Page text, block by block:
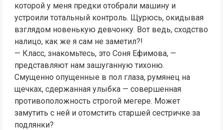
которой у меня предки отобрали машину и
устроили тотальный контроль. Щурюсь, окидывая
взглядом новенькую девчонку. Вот ведь, сходство
налицо, как же я сам не заметил?!
— Класс, знакомьтесь, это Соня Ефимова, —
представляют нам зашуганную тихоню.
Смущенно опущенные в пол глаза, румянец на
щечках, сдержанная улыбка — совершенная
противоположность строгой мегере. Может
замутить с ней и отомстить старшей сестричке за
подлянки?